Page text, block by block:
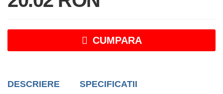
CUMPARA
DESCRIERE SPECIFICATII